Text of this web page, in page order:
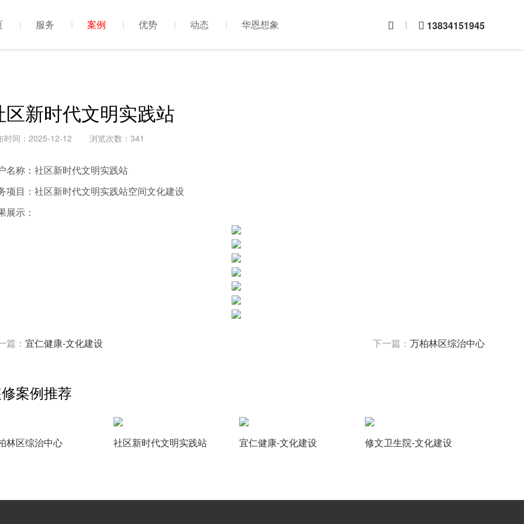
服务 案例 优势 动态 华恩想象 13834151945
区新时代文明实践站
时间：2025-12-12 浏览次数：341
名称：社区新时代文明实践站
项目：社区新时代文明实践站空间文化建设
展示：
篇：宜仁健康-文化建设 下一篇： 万柏林区综治中心
案例推荐
林区综治中心 社区新时代文明实践站 宜仁健康-文化建设 修文卫生院-文化建设